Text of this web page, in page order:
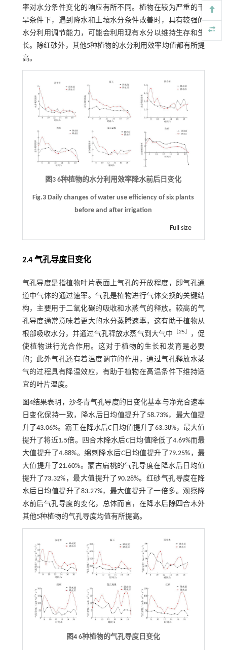
率对水分条件变化的响应有所不同。植物在较为严重的干
旱条件下，遇到降水和土壤水分条件改善时，具有较强的
水分利用调节能力，可能会利用现有水分以维持生存和生
长。除红砂外，其他5种植物的水分利用效率均值都有所提
高。
图3 6种植物的水分利用效率降水前后日变化
Fig.3 Daily changes of water use efficiency of six plants
before and after irrigation
Full size
2.4 气孔导度日变化
气孔导度是指植物叶片表面上气孔的开放程度，即气孔通
道中气体的通过速率。气孔是植物进行气体交换的关键结
构，主要用于二氧化碳的吸收和水蒸气的释放。较高的气
孔导度通常意味着更大的水分蒸腾速率，这有助于植物从
根部吸收水分，并通过气孔释放水蒸气到大气中
25
，促
使植物进行光合作用。这对于植物的生长和发育是必要
的；此外气孔还有着温度调节的作用，通过气孔释放水蒸
气的过程具有降温效应，有助于植物在高温条件下维持适
宜的叶片温度。
图4结果表明，沙冬青气孔导度的日变化基本与净光合速率
日变化保持一致，降水后日均值提升了58.73%，最大值提
升了43.06%。霸王在降水后C日均值提升了63.38%，最大值
提升了将近1.5倍。四合木降水后C日均值降低了4.69%而最
大值提升了4.88%。绵刺降水后C日均值提升了79.25%，最
大值提升了21.60%。蒙古扁桃的气孔导度在降水后日均值
提升了73.32%，最大值提升了90.28%。红砂气孔导度在降
水后日均值提升了83.27%，最大值提升了一倍多。观察降
水前后气孔导度的变化，总体而言，在降水后除四合木外
其他5种植物的气孔导度均值有所提高。
图4 6种植物的气孔导度日变化